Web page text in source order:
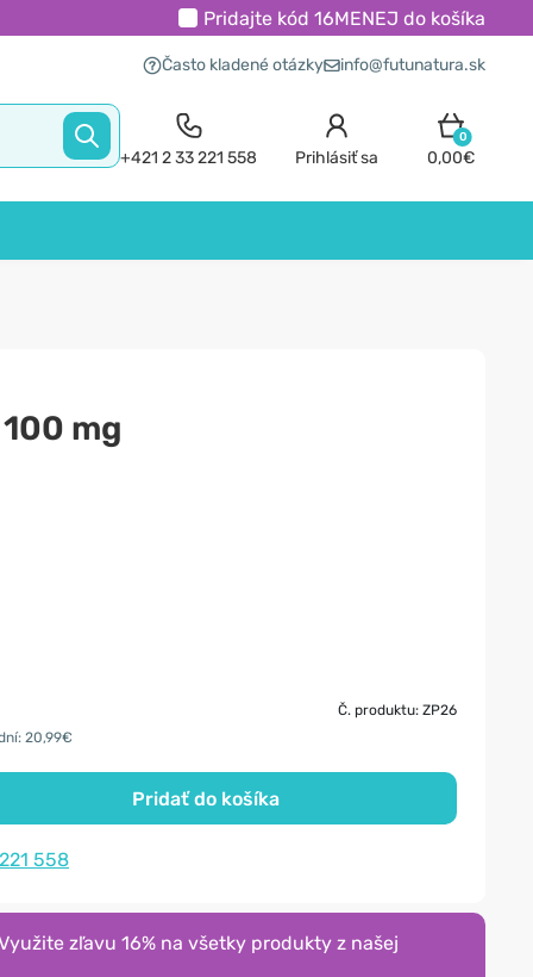
Pridajte kód 16MENEJ do košíka
Často kladené otázky info@futunatura.sk
+421 2 33 221 558 Prihlásiť sa
0
0,00€
mg
Č. produktu: ZP26
20,99€
Pridať do košíka
558
zľavu 16% na všetky produkty z našej